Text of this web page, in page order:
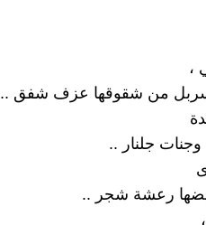
،
من شقوقها عزف شفق ..
جلنار ..
رعشة شجر ..